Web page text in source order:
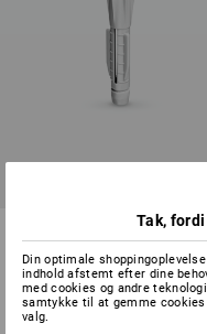
udførelser
fra 17,50 kr.
(med moms) fra 10 Pakke
Tak, fordi
Din optimale
indhold afstemt efter dine
med cookies og andre
samtykke til at gemme
valg.